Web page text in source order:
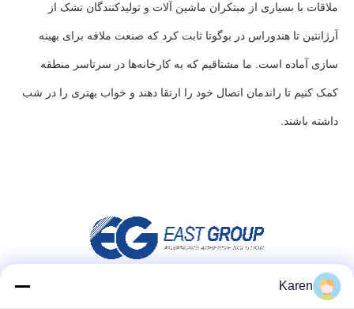
ملاقات با بسیاری از مبتکران ماشین آلات و تولیدکنندگان تشک از
آرژانتین تا هندوراس در بوگوتا ثابت کرد که صنعت ملافه برای بهینه
سازی آماده است. ما مشتاقیم که به کارخانه‌ها در سرتاسر منطقه
کمک کنیم تا راندمان اتصال خود را ارتقا دهند و خواب بهتری را در شب
داشته باشند.
Karen